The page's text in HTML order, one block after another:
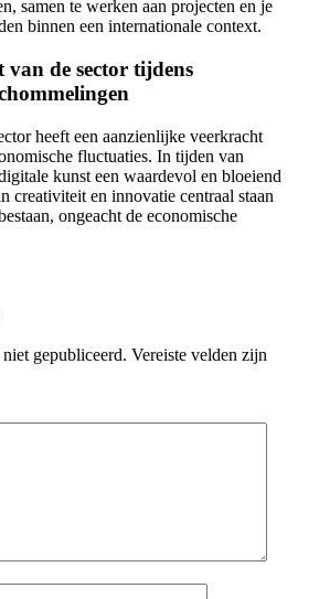
samen te werken aan projecten en je
binnen een internationale context.
van de sector tijdens
heeft een aanzienlijke veerkracht
fluctuaties. In tijden van
kunst een waardevol en bloeiend
creativiteit en innovatie centraal staan
ongeacht de economische
gepubliceerd. Vereiste velden zijn